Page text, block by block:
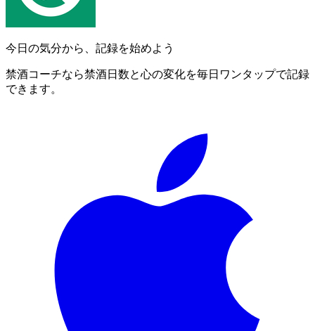
今日の気分から、記録を始めよう
禁酒コーチなら禁酒日数と心の変化を毎日ワンタップで記録
できます。